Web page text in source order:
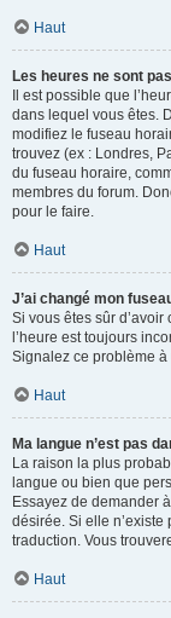
Haut
Les heures ne sont
Il est possible que
dans lequel vous êtes.
modifiez le fuseau
trouvez (ex : Londres,
du fuseau horaire,
membres du forum.
pour le faire.
Haut
J’ai changé mon
Si vous êtes sûr
l’heure est toujours
Signalez ce problème
Haut
Ma langue n’est pas
La raison la plus
langue ou bien que
Essayez de demander
désirée. Si elle n’existe
traduction. Vous
Haut